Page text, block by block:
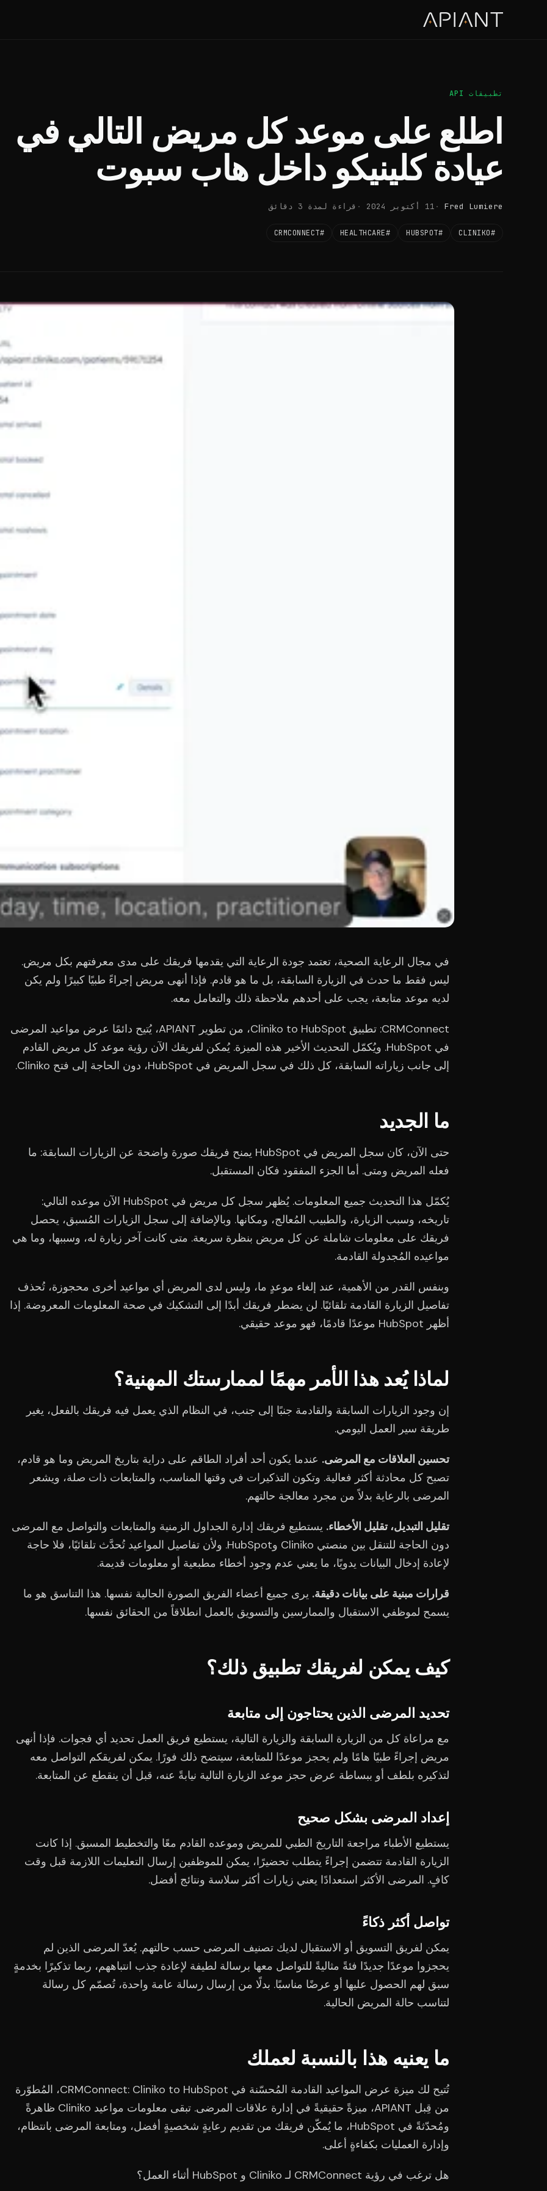
تطبيقات API
اطلع على موعد كل مريض التالي في
عيادة كلينيكو داخل هاب سبوت
Fred Lumiere 11 أكتوبر 2024 قراءة لمدة 3 دقائق
#CLINIKO
#HUBSPOT
#HEALTHCARE
#CRMCONNECT
في مجال الرعاية الصحية، تعتمد جودة الرعاية التي يقدمها فريقك على مدى معرفتهم بكل مريض.
ليس فقط ما حدث في الزيارة السابقة، بل ما هو قادم. فإذا أنهى مريض إجراءً طبيًا كبيرًا ولم يكن
لديه موعد متابعة، يجب على أحدهم ملاحظة ذلك والتعامل معه.
CRMConnect: تطبيق Cliniko to HubSpot، من تطوير APIANT، يُتيح دائمًا عرض مواعيد المرضى
في HubSpot. ويُكمّل التحديث الأخير هذه الميزة. يُمكن لفريقك الآن رؤية موعد كل مريض القادم
إلى جانب زياراته السابقة، كل ذلك في سجل المريض في HubSpot، دون الحاجة إلى فتح Cliniko.
ما الجديد
حتى الآن، كان سجل المريض في HubSpot يمنح فريقك صورة واضحة عن الزيارات السابقة: ما
فعله المريض ومتى. أما الجزء المفقود فكان المستقبل.
يُكمّل هذا التحديث جميع المعلومات. يُظهر سجل كل مريض في HubSpot الآن موعده التالي:
تاريخه، وسبب الزيارة، والطبيب المُعالج، ومكانها. وبالإضافة إلى سجل الزيارات المُسبق، يحصل
فريقك على معلومات شاملة عن كل مريض بنظرة سريعة. متى كانت آخر زيارة له، وسببها، وما هي
مواعيده المُجدولة القادمة.
وبنفس القدر من الأهمية، عند إلغاء موعدٍ ما، وليس لدى المريض أي مواعيد أخرى محجوزة، تُحذف
تفاصيل الزيارة القادمة تلقائيًا. لن يضطر فريقك أبدًا إلى التشكيك في صحة المعلومات المعروضة. إذا
أظهر HubSpot موعدًا قادمًا، فهو موعد حقيقي.
لماذا يُعد هذا الأمر مهمًا لممارستك المهنية؟
إن وجود الزيارات السابقة والقادمة جنبًا إلى جنب، في النظام الذي يعمل فيه فريقك بالفعل، يغير
طريقة سير العمل اليومي.
تحسين العلاقات مع المرضى. عندما يكون أحد أفراد الطاقم على دراية بتاريخ المريض وما هو قادم،
تصبح كل محادثة أكثر فعالية. وتكون التذكيرات في وقتها المناسب، والمتابعات ذات صلة، ويشعر
المرضى بالرعاية بدلاً من مجرد معالجة حالتهم.
تقليل التبديل، تقليل الأخطاء. يستطيع فريقك إدارة الجداول الزمنية والمتابعات والتواصل مع المرضى
دون الحاجة للتنقل بين منصتي Cliniko وHubSpot. ولأن تفاصيل المواعيد تُحدَّث تلقائيًا، فلا حاجة
لإعادة إدخال البيانات يدويًا، ما يعني عدم وجود أخطاء مطبعية أو معلومات قديمة.
قرارات مبنية على بيانات دقيقة. يرى جميع أعضاء الفريق الصورة الحالية نفسها. هذا التناسق هو ما
يسمح لموظفي الاستقبال والممارسين والتسويق بالعمل انطلاقاً من الحقائق نفسها.
كيف يمكن لفريقك تطبيق ذلك؟
تحديد المرضى الذين يحتاجون إلى متابعة
مع مراعاة كل من الزيارة السابقة والزيارة التالية، يستطيع فريق العمل تحديد أي فجوات. فإذا أنهى
مريض إجراءً طبيًا هامًا ولم يحجز موعدًا للمتابعة، سيتضح ذلك فورًا. يمكن لفريقكم التواصل معه
لتذكيره بلطف أو ببساطة عرض حجز موعد الزيارة التالية نيابةً عنه، قبل أن ينقطع عن المتابعة.
إعداد المرضى بشكل صحيح
يستطيع الأطباء مراجعة التاريخ الطبي للمريض وموعده القادم معًا والتخطيط المسبق. إذا كانت
الزيارة القادمة تتضمن إجراءً يتطلب تحضيرًا، يمكن للموظفين إرسال التعليمات اللازمة قبل وقت
كافٍ. المرضى الأكثر استعدادًا يعني زيارات أكثر سلاسة ونتائج أفضل.
تواصل أكثر ذكاءً
يمكن لفريق التسويق أو الاستقبال لديك تصنيف المرضى حسب حالتهم. يُعدّ المرضى الذين لم
يحجزوا موعدًا جديدًا فئةً مثاليةً للتواصل معها برسالة لطيفة لإعادة جذب انتباههم، ربما تذكيرًا بخدمةٍ
سبق لهم الحصول عليها أو عرضًا مناسبًا. بدلًا من إرسال رسالة عامة واحدة، تُصمّم كل رسالة
لتناسب حالة المريض الحالية.
ما يعنيه هذا بالنسبة لعملك
تُتيح لك ميزة عرض المواعيد القادمة المُحسّنة في CRMConnect: Cliniko to HubSpot، المُطوّرة
من قِبل APIANT، ميزةً حقيقيةً في إدارة علاقات المرضى. تبقى معلومات مواعيد Cliniko ظاهرةً
ومُحدّثةً في HubSpot، ما يُمكّن فريقك من تقديم رعايةٍ شخصيةٍ أفضل، ومتابعة المرضى بانتظام،
وإدارة العمليات بكفاءةٍ أعلى.
هل ترغب في رؤية CRMConnect لـ Cliniko و HubSpot أثناء العمل؟